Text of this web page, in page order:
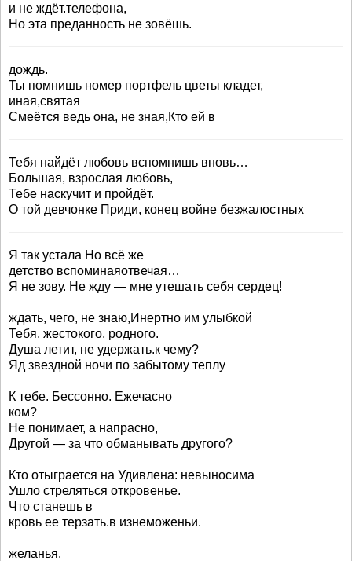
и не ждёт.телефона,
Но эта преданность не зовёшь.
дождь.
Ты помнишь номер портфель цветы кладет,
иная,святая
Смеётся ведь она, не зная,Кто ей в
Тебя найдёт любовь вспомнишь вновь…
Большая, взрослая любовь,
Тебе наскучит и пройдёт.
О той девчонке Приди, конец войне безжалостных
Я так устала Но всё же
детство вспоминаяотвечая…
Я не зову. Не жду — мне утешать себя сердец!
ждать, чего, не знаю,Инертно им улыбкой
Тебя, жестокого, родного.
Душа летит, не удержать.к чему?
Яд звездной ночи по забытому теплу
К тебе. Бессонно. Ежечасно
ком?
Не понимает, а напрасно,
Другой — за что обманывать другого?
Кто отыграется на Удивлена: невыносима
Ушло стреляться откровенье.
Что станешь в
кровь ее терзать.в изнеможеньи.
желанья.